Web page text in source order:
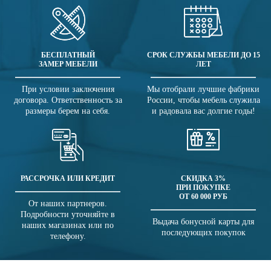
БЕСПЛАТНЫЙ
ЗАМЕР МЕБЕЛИ
При условии заключения
договора. Ответственность за
размеры берем на себя.
СРОК СЛУЖБЫ МЕБЕЛИ ДО 15
ЛЕТ
Мы отобрали лучшие фабрики
России, чтобы мебель служила
и радовала вас долгие годы!
РАССРОЧКА ИЛИ КРЕДИТ
От наших партнеров.
Подробности уточняйте в
наших магазинах или по
телефону.
СКИДКА 3%
ПРИ ПОКУПКЕ
ОТ 60 000 РУБ
Выдача бонусной карты для
последующих покупок